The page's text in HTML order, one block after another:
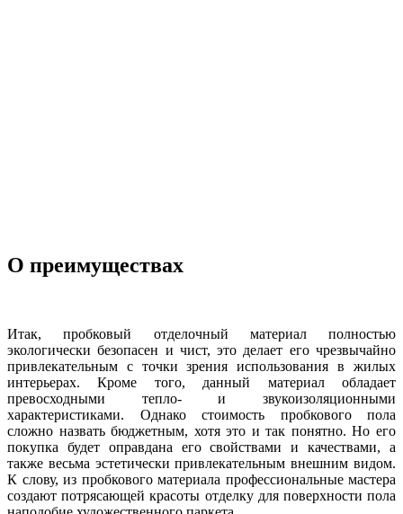
О преимуществах
Итак, пробковый отделочный материал полностью
экологически безопасен и чист, это делает его чрезвычайно
привлекательным с точки зрения использования в жилых
интерьерах. Кроме того, данный материал обладает
превосходными тепло- и звукоизоляционными
характеристиками. Однако стоимость пробкового пола
сложно назвать бюджетным, хотя это и так понятно. Но его
покупка будет оправдана его свойствами и качествами, а
также весьма эстетически привлекательным внешним видом.
К слову, из пробкового материала профессиональные мастера
создают потрясающей красоты отделку для поверхности пола